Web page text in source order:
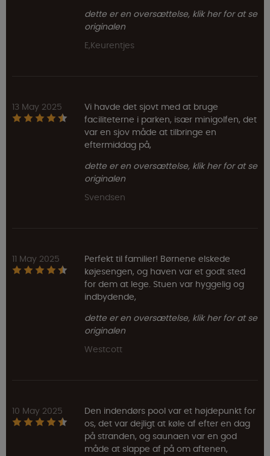
dette er en oversættelse, klik her for at se
originalen
E,Keurentjes
13 May 2025
Vi havde det sjovt med at bruge
faciliteterne i parken, især minigolfen, det
var en sjov måde at tilbringe en
eftermiddag på,
dette er en oversættelse, klik her for at se
originalen
Svendsen
11 May 2025
Perfekt til familier! Børnene elskede
køjesengen, og haven var et godt sted
for dem at lege. Stuen var hyggelig og
indbydende,
dette er en oversættelse, klik her for at se
originalen
Westcott
10 May 2025
Den indendørs pool var et højdepunkt for
os, det var dejligt at køle af efter en dag
på stranden, og saunaen var en god
måde at slappe af på om aftenen,